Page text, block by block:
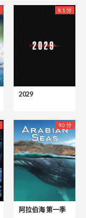
8.1 分
2029
9.0 分
阿拉伯海 第一季